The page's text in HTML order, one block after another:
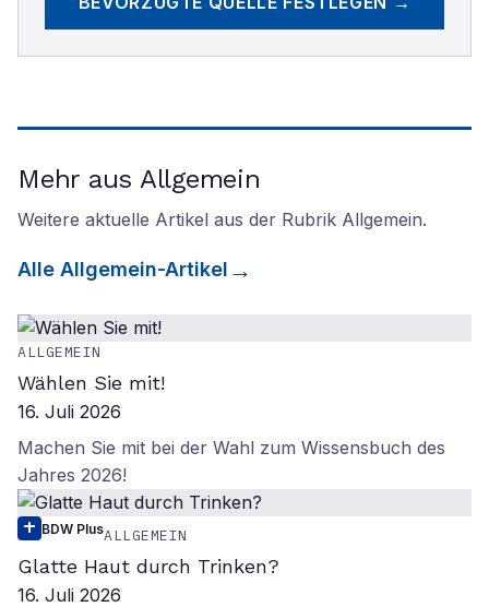
Mehr aus Allgemein
Weitere aktuelle Artikel aus der Rubrik Allgemein.
Alle Allgemein-Artikel
ALLGEMEIN
Wählen Sie mit!
16. Juli 2026
Machen Sie mit bei der Wahl zum Wissensbuch des
Jahres 2026!
BDW PlusALLGEMEIN
Glatte Haut durch Trinken?
16. Juli 2026